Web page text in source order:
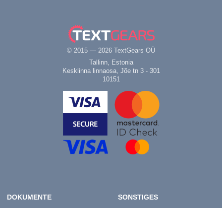
© 2015 — 2026 TextGears OÜ
Tallinn, Estonia
Kesklinna linnaosa, Jõe tn 3 - 301
10151
DOKUMENTE SONSTIGES